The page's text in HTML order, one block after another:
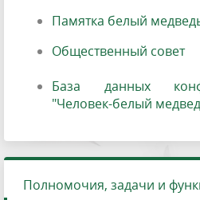
Памятка белый
Общественный совет
База данных
"Человек-белый
Полномочия, задачи и